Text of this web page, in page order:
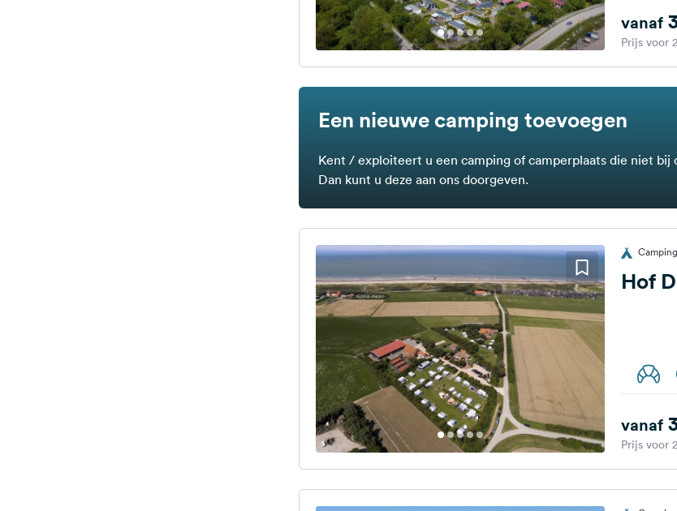
vanaf
Prijs voor
Een nieuwe camping toevoegen
Kent / exploiteert u een camping of camperplaats die niet bij
Dan kunt u deze aan ons doorgeven.
Hof
vanaf
Prijs voor